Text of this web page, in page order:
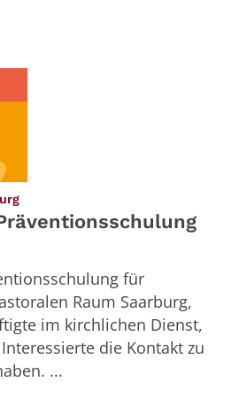
:
für
Raum Saarburg,
im kirchlichen Dienst,
die Kontakt zu
...